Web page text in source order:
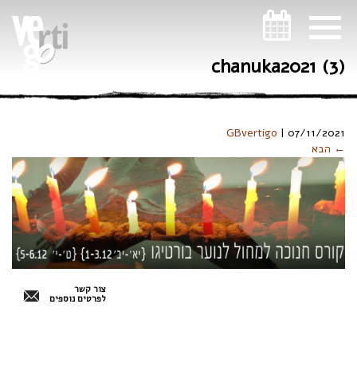
chanuka2021 (3)
GBvertigo | 07/11/2021
← הבא
צור קשר
לפרטים נוספים